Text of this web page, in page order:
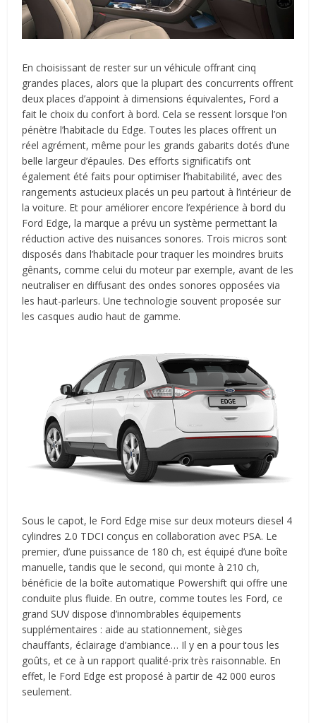
En choisissant de rester sur un véhicule offrant cinq
grandes places, alors que la plupart des concurrents offrent
deux places d’appoint à dimensions équivalentes, Ford a
fait le choix du confort à bord. Cela se ressent lorsque l’on
pénètre l’habitacle du Edge. Toutes les places offrent un
réel agrément, même pour les grands gabarits dotés d’une
belle largeur d’épaules. Des efforts significatifs ont
également été faits pour optimiser l’habitabilité, avec des
rangements astucieux placés un peu partout à l’intérieur de
la voiture. Et pour améliorer encore l’expérience à bord du
Ford Edge, la marque a prévu un système permettant la
réduction active des nuisances sonores. Trois micros sont
disposés dans l’habitacle pour traquer les moindres bruits
gênants, comme celui du moteur par exemple, avant de les
neutraliser en diffusant des ondes sonores opposées via
les haut-parleurs. Une technologie souvent proposée sur
les casques audio haut de gamme.
Sous le capot, le Ford Edge mise sur deux moteurs diesel 4
cylindres 2.0 TDCI conçus en collaboration avec PSA. Le
premier, d’une puissance de 180 ch, est équipé d’une boîte
manuelle, tandis que le second, qui monte à 210 ch,
bénéficie de la boîte automatique Powershift qui offre une
conduite plus fluide. En outre, comme toutes les Ford, ce
grand SUV dispose d’innombrables équipements
supplémentaires : aide au stationnement, sièges
chauffants, éclairage d’ambiance… Il y en a pour tous les
goûts, et ce à un rapport qualité-prix très raisonnable. En
effet, le Ford Edge est proposé à partir de 42 000 euros
seulement.